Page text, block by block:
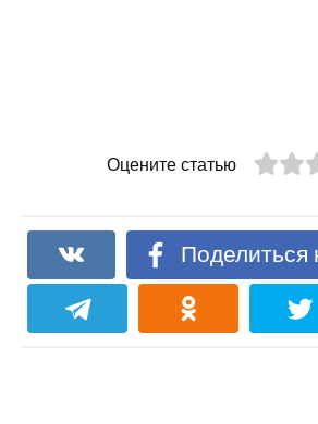
Оцените статью
Поделиться